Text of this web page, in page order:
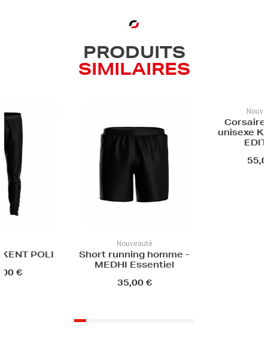
PRODUITS
SIMILAIRES
POLI
€
Nouveauté
Short running homme -
MEDHI Essentiel
35,00 €
Corsaire
unisexe